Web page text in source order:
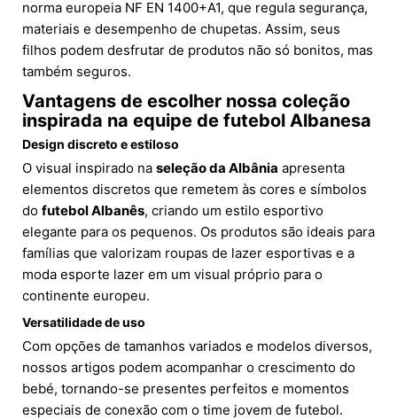
norma europeia NF EN 1400+A1, que regula segurança,
materiais e desempenho de chupetas. Assim, seus
filhos podem desfrutar de produtos não só bonitos, mas
também seguros.
Vantagens de escolher nossa coleção
inspirada na equipe de futebol Albanesa
Design discreto e estiloso
O visual inspirado na seleção da Albânia apresenta
elementos discretos que remetem às cores e símbolos
do futebol Albanês, criando um estilo esportivo
elegante para os pequenos. Os produtos são ideais para
famílias que valorizam roupas de lazer esportivas e a
moda esporte lazer em um visual próprio para o
continente europeu.
Versatilidade de uso
Com opções de tamanhos variados e modelos diversos,
nossos artigos podem acompanhar o crescimento do
bebé, tornando-se presentes perfeitos e momentos
especiais de conexão com o time jovem de futebol.